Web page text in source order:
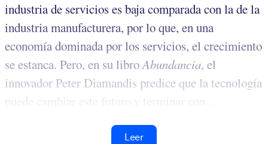
industria de servicios es baja comparada con la de la
industria manufacturera, por lo que, en una
economía dominada por los servicios, el crecimiento
se estanca. Pero, en su libroAbundancia, el
innovador Peter Diamandis predice que la tecnología
puede cambiar este futuro y terminar con...
Leer